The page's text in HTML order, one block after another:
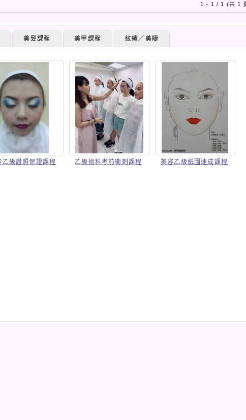
1 - 1 / 1 (共 1
美髮課程 美甲課程 紋繡／美睫
乙級證照保證課程 乙級術科考前衝刺課程 美容乙級紙圖速成課程